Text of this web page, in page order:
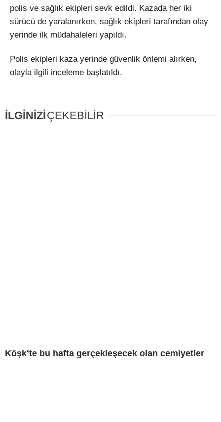
polis ve sağlık ekipleri sevk edildi. Kazada her iki
sürücü de yaralanırken, sağlık ekipleri tarafından olay
yerinde ilk müdahaleleri yapıldı.
Polis ekipleri kaza yerinde güvenlik önlemi alırken,
olayla ilgili inceleme başlatıldı.
İLGİNİZİÇEKEBİLİR
Köşk’te bu hafta gerçekleşecek olan cemiyetler